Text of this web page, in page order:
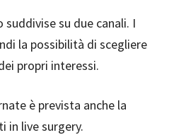
suddivise su due canali. I
la possibilità di scegliere
propri interessi.
è prevista anche la
in live surgery.